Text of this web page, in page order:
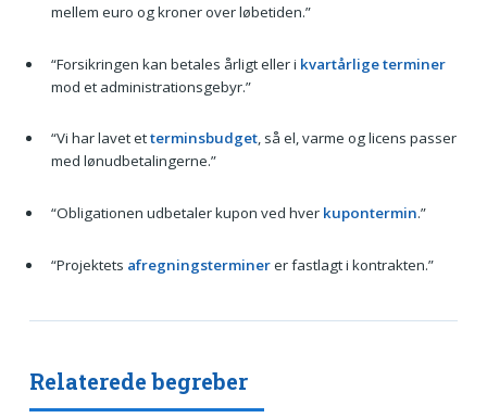
mellem euro og kroner over løbetiden.”
“Forsikringen kan betales årligt eller i kvartårlige terminer
mod et administrationsgebyr.”
“Vi har lavet etterminsbudget, så el, varme og licens passer
med lønudbetalingerne.”
“Obligationen udbetaler kupon ved hver kupontermin.”
“Projektets afregningsterminerer fastlagt i kontrakten.”
Relaterede begreber